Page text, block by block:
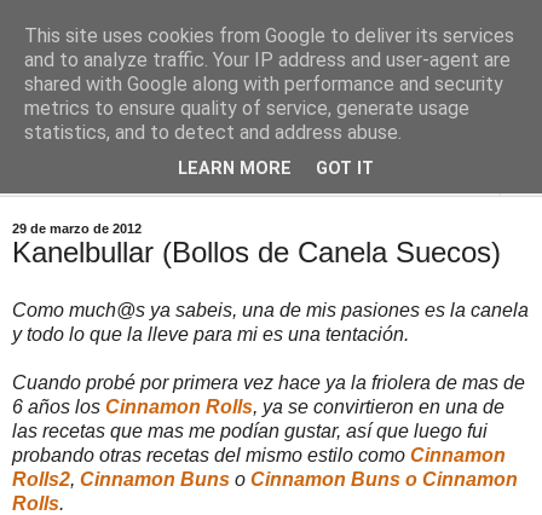
Comoju
La Cocina del Día a Día y el día a día de la Gastronomía
29 de marzo de 2012
Kanelbullar (Bollos de Canela Suecos)
Como much@s ya sabeis, una de mis pasiones es la canela
y todo lo que la lleve para mi es una tentación.
Cuando probé por primera vez hace ya la friolera de mas de
6 años los Cinnamon Rolls, ya se convirtieron en una de
las recetas que mas me podían gustar, así que luego fui
probando otras recetas del mismo estilo como Cinnamon
Rolls2, Cinnamon Buns o Cinnamon Buns o Cinnamon
Rolls.
This site uses cookies from Google to deliver its services
and to analyze traffic. Your IP address and user-agent are
shared with Google along with performance and security
metrics to ensure quality of service, generate usage
statistics, and to detect and address abuse.
LEARN MORE GOT IT